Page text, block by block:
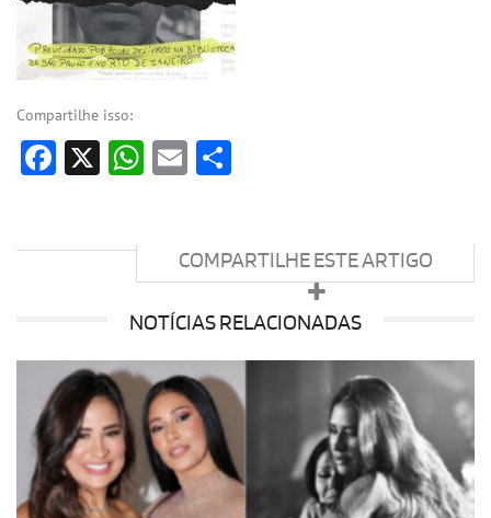
Compartilhe isso:
Facebook
X WhatsApp
Email
COMPARTILHE ESTE ARTIGO
NOTÍCIAS RELACIONADAS